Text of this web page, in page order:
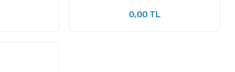
0,00 TL